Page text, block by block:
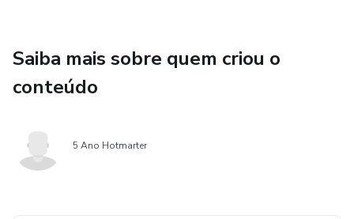
Saiba mais sobre quem criou o
conteúdo
5 Ano Hotmarter